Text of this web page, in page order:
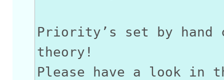
Priority’s set by hand
theory!
Please have a look